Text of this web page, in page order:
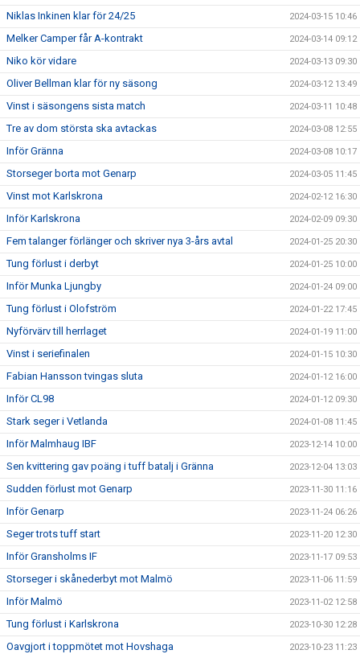
Niklas Inkinen klar för 24/25 2024-03-15 10:46
Melker Camper får A-kontrakt 2024-03-14 09:12
Niko kör vidare 2024-03-13 09:30
Oliver Bellman klar för ny säsong 2024-03-12 13:49
Vinst i säsongens sista match 2024-03-11 10:48
Tre av dom största ska avtackas 2024-03-08 12:55
Inför Gränna 2024-03-08 10:17
Storseger borta mot Genarp 2024-03-05 11:45
Vinst mot Karlskrona 2024-02-12 16:30
Inför Karlskrona 2024-02-09 09:30
Fem talanger förlänger och skriver nya 3-års avtal 2024-01-25 20:30
Tung förlust i derbyt 2024-01-25 10:00
Inför Munka Ljungby 2024-01-24 09:00
Tung förlust i Olofström 2024-01-22 17:45
Nyförvärv till herrlaget 2024-01-19 11:00
Vinst i seriefinalen 2024-01-15 10:30
Fabian Hansson tvingas sluta 2024-01-12 16:00
Inför CL98 2024-01-12 09:30
Stark seger i Vetlanda 2024-01-08 11:45
Inför Malmhaug IBF 2023-12-14 10:00
Sen kvittering gav poäng i tuff batalj i Gränna 2023-12-04 13:03
Sudden förlust mot Genarp 2023-11-30 11:16
Inför Genarp 2023-11-24 06:26
Seger trots tuff start 2023-11-20 12:30
Inför Gransholms IF 2023-11-17 09:53
Storseger i skånederbyt mot Malmö 2023-11-06 11:59
Inför Malmö 2023-11-02 12:58
Tung förlust i Karlskrona 2023-10-30 12:28
Oavgjort i toppmötet mot Hovshaga 2023-10-23 11:23